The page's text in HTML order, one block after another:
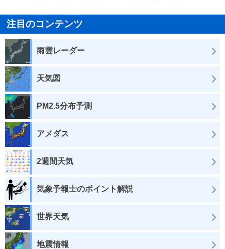
注目のコンテンツ
雨雲レーダー
天気図
PM2.5分布予測
アメダス
2週間天気
気象予報士のポイント解説
世界天気
地震情報